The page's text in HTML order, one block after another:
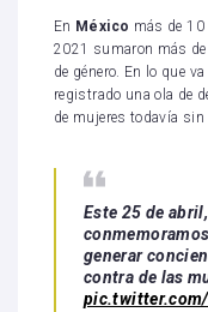
En México más de
2021 sumaron más
de género. En lo que
registrado una ola de
de mujeres todavía sin
Este 25 de
generar
contra de las